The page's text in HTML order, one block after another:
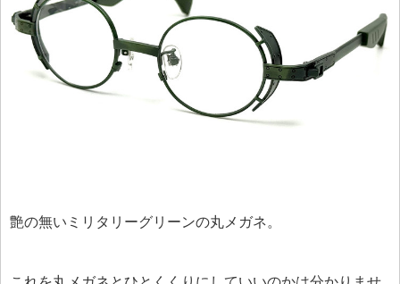
艶の無いミリタリーグリーンの丸メガネ。